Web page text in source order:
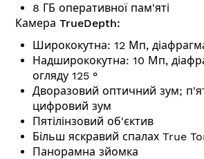
8 ГБ оперативної пам'яті
Камера TrueDepth:
Ширококутна: 12 Мп,
Надширококутна: 10 Мп,
огляду 125 °
Дворазовий оптичний зум;
цифровий зум
Пятілінзовий об'єктив
Більш яскравий спалах True
Панорамна зйомка